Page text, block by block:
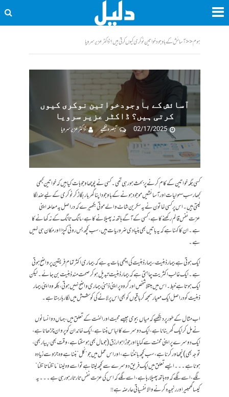
ہوم<<آسائش کے باوجودخواتین نوکری کیوں کرتی ہیں؟ ڈاکٹر عزیر سرویا
آسائش کے باوجودخواتین نوکری کیوں
کرتی ہیں؟ ڈاکٹر عزیر سرویا
02/17/2025
تبصرہ لکھیے ڈاکٹر عزیر سرویا
کسی جگہ خواتین کے کام کرنے پر بحث ہو رہی تھی۔ کسی نے پوچھا وجوہات کیا ہیں کہ خواتین کبھی
کبھار سب سہولیات اور آسائشیں موجود ہونے کے باوجود اپنا گھر بار بگاڑ کر نوکری کے لیے ضد لگا
لیتی ہیں۔ اس پر کسی خاتون نے یہ سکرین شاٹ والے موتی بکھیرے کہ دراصل یہ معاملہ اپنی
عزت نفس قائم رکھنے کا ہے، کسی کے آگے ہاتھ نہ پھیلانے کا ہے، مانگ تانگ کے نہ کھانے کا
ہے۔ ان کا کہنا ہے کہ یہ باتیں بھی بنیادی ضروریات ہیں، سب کچھ بس روٹی کپڑا اور مکان ہی نہیں
ہے۔
ایک ہوتی ہے بیمار ذہنیت، بیمار ذہنیت کی اچھی بات یہ ہے کہ بیماری اکثر تمام فریقین پر واضح ہوتی
ہے۔ ایک غالب اکثریت چاہتی ہے کہ بیمار ذہنیت تبدیل ہو کر صحت مند ذہنیت بن جائے۔ لیکن
ایک ہوتا ہے خبط۔ اس میں مبتلا شخص اور گروہ پر اپنی ذہنی بیماری واضح نہیں ہوتی، بلکہ وہ اپنی بیمار
ذہنیت کو دراصل ایک معیار سمجھ کر باقیوں کو بھی اس پر لانے کی کوشش میں لگا رہا رہتا ہے۔
اب مثال کے طور پر دیکھیے کہ میاں بیوی جیسے محبت اور الفت کے تعلق میں، جہاں دو انسانوں
نے مل کر ایک گھر بنانا ہے، ایک دوسرے کا لباس بننا ہے، ایک خاندان کو پروان چڑھانا ہے،
ایک دوسرے پر اپنی محنت سے کمایا اور جوڑا ہوا رزق (جو مال بھی ہو سکتا ہے، وقت بھی، پیار بھی،
توجہ بھی) نچھاور کرنا ہے، سب کچھ بانٹنا ہے، اور اس عمل میں جو “کُل” بننا ہے وہ جزو سے زیادہ
ہونا ہے۔۔۔ایسے تعلق میں ایک فریق دوسرے سے کچھ لیتا ہے تو اسے وہ لینا “مانگنا تانگنا”
لگے، اسے لگے کہ وہ ہاتھ پھیلا رہا ہے، اسے لگے کہ اس کی عزت نفس تار تار ہو رہی ہے۔۔۔یہ
کیسا گھمبیر اور رنجیدہ کرنے والا نفسیاتی عارضہ ہے!!